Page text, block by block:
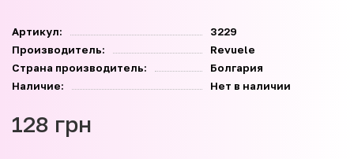
Артикул:
3229
Производитель:
Revuele
Страна производитель:
Болгария
Наличие:
Нет в наличии
128 грн